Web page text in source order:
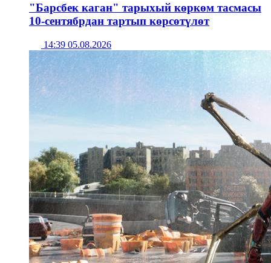
"Барсбек каган" тарыхый көркөм тасмасы
10-сентябрдан тартып көрсөтүлөт
14:39 05.08.2026